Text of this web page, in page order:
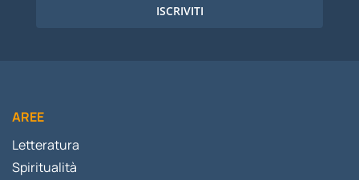
ISCRIVITI
AREE
Letteratura
Spiritualità